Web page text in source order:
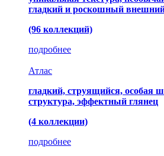
гладкий и роскошный
(96 коллекций)
подробнее
Атлас
гладкий, струящийся, особая
структура, эффектный глянец
(4 коллекции)
подробнее